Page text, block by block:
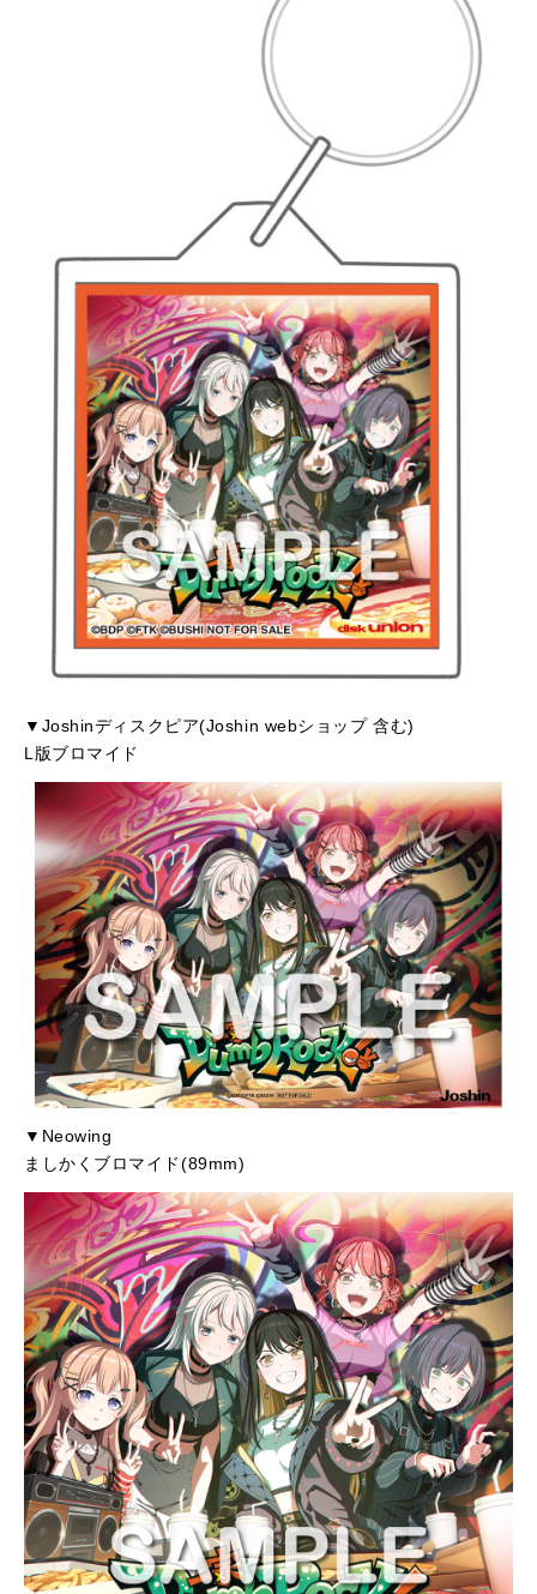
▼Joshinディスクピア(Joshin webショップ 含む)
L版ブロマイド
▼Neowing
ましかくブロマイド(89mm)